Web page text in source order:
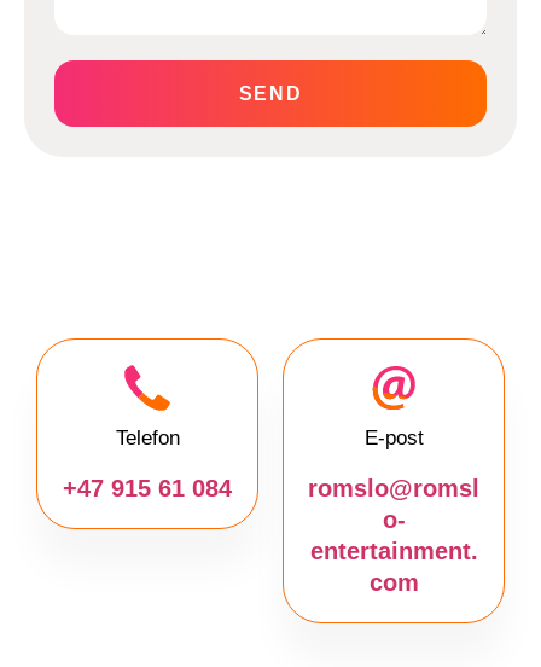
SEND
Telefon
+47 915 61 084
E-post
romslo@romsl
o-
entertainment.
com